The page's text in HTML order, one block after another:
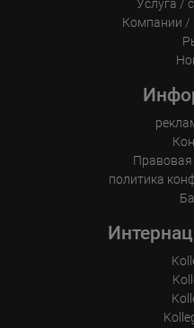
Услуга /
Компании /
политика